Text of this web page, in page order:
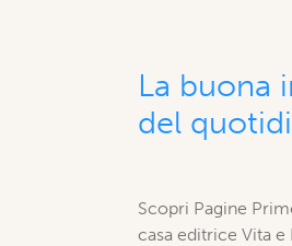
La buona
del
Scopri Pagine
casa editrice Vita e